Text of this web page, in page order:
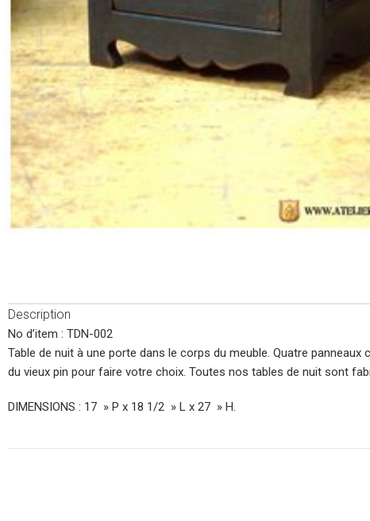
Description
No d’item : TDN-002
Table de nuit à une porte dans le corps du meuble. Quatre
du vieux pin pour faire votre choix. Toutes nos tables de nuit sont
DIMENSIONS : 17 » P x 18 1/2 » L x 27 » H.